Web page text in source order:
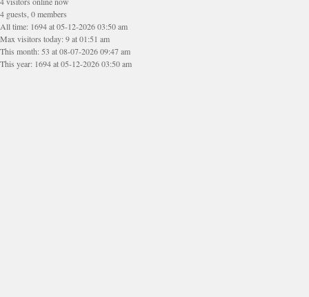
4 guests, 0 members
All time: 1694 at 05-12-2026 03:50 am
Max visitors today: 9 at 01:51 am
This month: 53 at 08-07-2026 09:47 am
This year: 1694 at 05-12-2026 03:50 am